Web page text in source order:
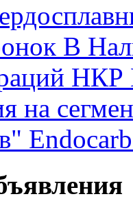
В
НКР
на